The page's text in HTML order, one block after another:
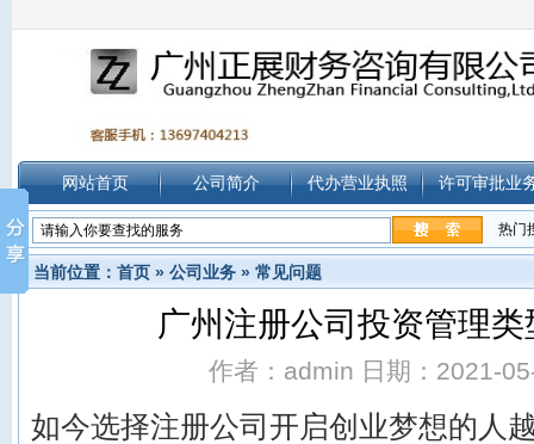
网站首页 公司简介 代办营业执照 许可审批业
热门
当前位置： 首页 » 公司业务 » 常见问题
广州注册公司投资管理
作者：admin 日期：2021-
如今选择注册公司开启创业梦想的人